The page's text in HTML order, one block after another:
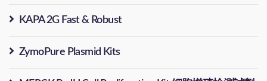
KAPA 2G Fast & Robust
ZymoPure Plasmid Kits